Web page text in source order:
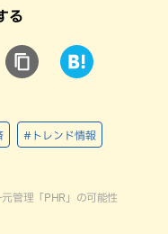
る
#トレンド情報
管理「PHR」の可能性